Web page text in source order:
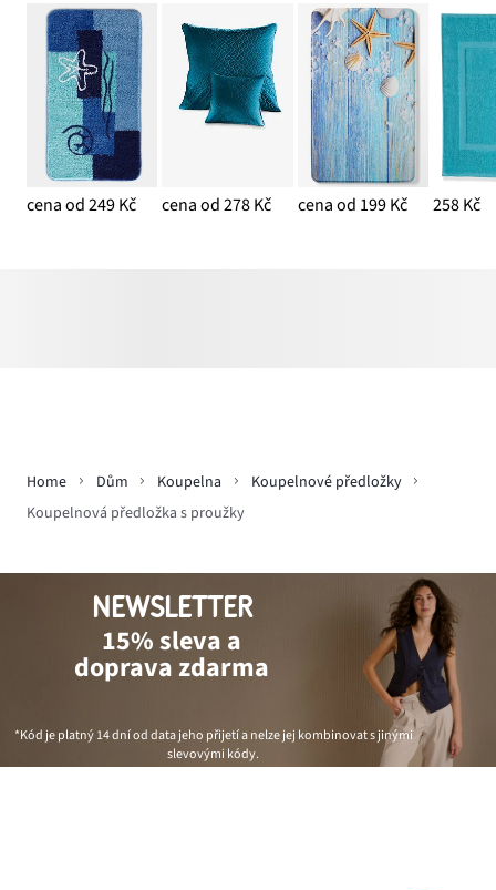
cena od 249 Kč cena od 278 Kč cena od 199 Kč 258 Kč
Home Dům Koupelna
Koupelnové předložky
Koupelnová předložka s proužky
NEWSLETTER
15% sleva a
doprava zdarma
*Kód je platný 14 dní od data jeho přijetí a nelze jej kombinovat s jinými
slevovými kódy.